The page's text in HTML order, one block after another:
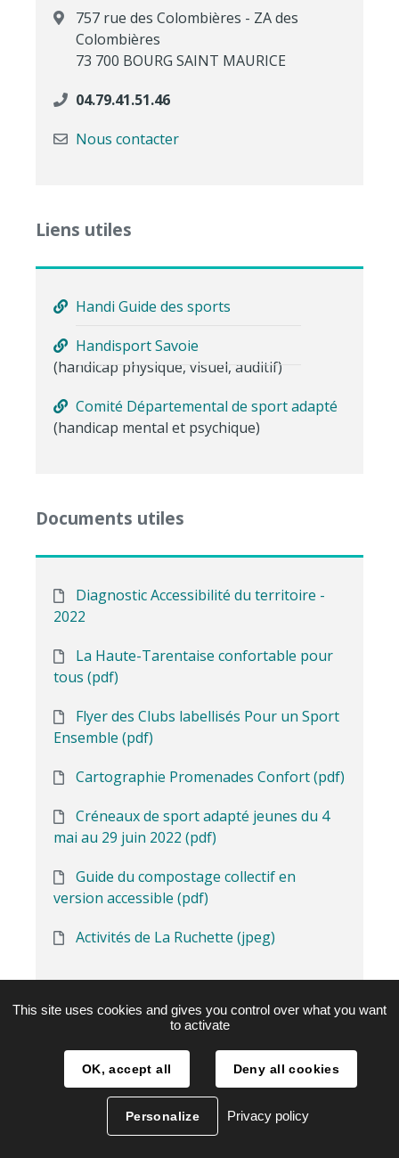
757 rue des Colombières - ZA des
Colombières
73 700 BOURG SAINT MAURICE
04.79.41.51.46
Nous contacter
Liens utiles
Handi Guide des sports
Handisport Savoie
(handicap physique, visuel, auditif)
Comité Départemental de sport adapté
(handicap mental et psychique)
Documents utiles
Diagnostic Accessibilité du territoire -
2022
La Haute-Tarentaise confortable pour
tous (pdf)
Flyer des Clubs labellisés Pour un Sport
Ensemble (pdf)
Cartographie Promenades Confort (pdf)
Créneaux de sport adapté jeunes du 4
mai au 29 juin 2022 (pdf)
Guide du compostage collectif en
version accessible (pdf)
Activités de La Ruchette (jpeg)
This site uses cookies and gives you control over what you want
to activate
OK, accept all Deny all cookies
Personalize Privacy policy